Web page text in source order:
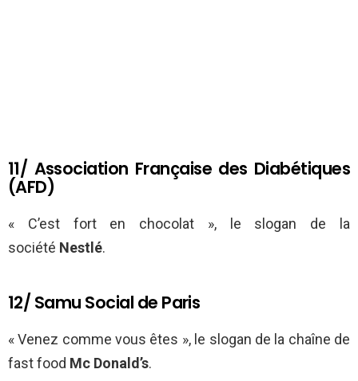
11/ Association Française des Diabétiques
(AFD)
« C’est fort en chocolat », le slogan de la
société Nestlé.
12/ Samu Social de Paris
« Venez comme vous êtes », le slogan de la chaîne de
fast food Mc Donald’s.